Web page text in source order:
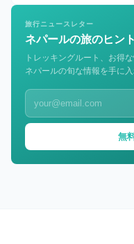
旅行ニュースレター
ネパールの旅のヒン
トレッキングルート、お得
ネパールの旬な情報を手に入
無